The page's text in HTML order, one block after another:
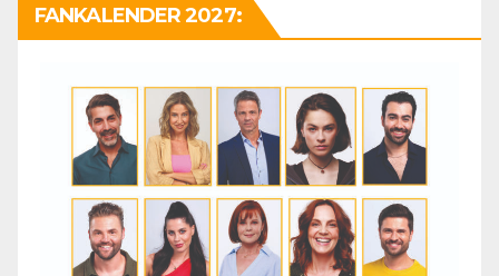
FANKALENDER 2027: